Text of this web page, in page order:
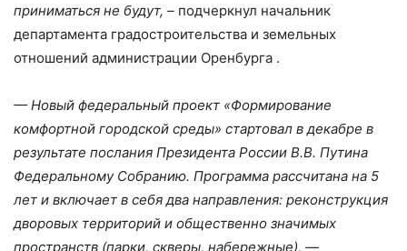
приниматься не будут, – подчеркнул начальник
департамента градостроительства и земельных
отношений администрации Оренбурга .
— Новый федеральный проект «Формирование
комфортной городской среды» стартовал в декабре в
результате послания Президента России В.В. Путина
Федеральному Собранию. Программа рассчитана на 5
лет и включает в себя два направления: реконструкция
дворовых территорий и общественно значимых
пространств (парки, скверы, набережные), —